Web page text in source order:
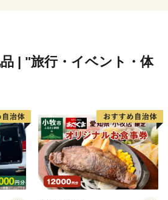
ざいます。
| "旅行・イベント・体